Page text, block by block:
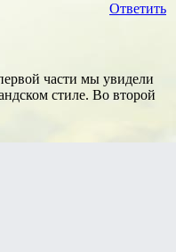
Ответить
части мы увидели
стиле. Во второй